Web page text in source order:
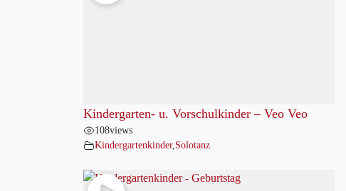
Kindergarten- u. Vorschulkinder – Veo Veo
108views
Kindergartenkinder,Solotanz